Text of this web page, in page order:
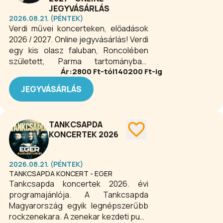
helyieket és a városba érkező
vendégeket. Az Egri Bazilikában
ünnepi szentmise, a Dobó István
téren pedig ünnepi rendezvények és
színpadi programok gondoskodnak a
felemelő hangulatról. Töltsd az
augusztus 20-i nemzeti ünnepet Eger
történelmi belvárosában, és élvezd a
város különleges ünnepi
atmoszféráját!
JEGYVÁSÁRLÁS
2026.08.21. (PÉNTEK)
Verdi művei koncerteken, előadások
2026 / 2027. Online jegyvásárlás! Verdi
egy kis olasz faluban, Roncolében
született, Parma tartományban.
Családja korán felismerte tehetségét
és támogatta annak
kibontakoztatásában. Zenei
tanulmányait a közeli Busettóban
Milánóban kezdett írni, ahol
orgonistaként kereste kenyerét.
Oberto című műve – mely 1939-ben
került bemutatásra a La Scalában –
hatalmas siker aratott. Nemúgy
következő operája – a Pünkösdi
királyság – amellyel kudarcot vallott.
Ráadásul Verdinek ekkor kellett
megbirkóznia két kislánya és
Ár:2800 Ft-tól140200 Ft-ig
JEGYVÁSÁRLÁS
TANKCSAPDA
KONCERTEK 2026
2026.08.21. (PÉNTEK)
TANKCSAPDA KONCERT - EGER
Tankcsapda koncertek 2026. évi
programajánlója. A Tankcsapda
Magyarország egyik legnépszerűbb
rockzenekara. A zenekar kezdeti punk